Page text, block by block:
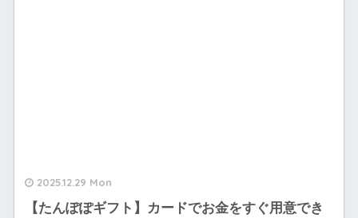
2025.12.29 Mon
【たんぽぽギフト】カードでお金をすぐ用意でき